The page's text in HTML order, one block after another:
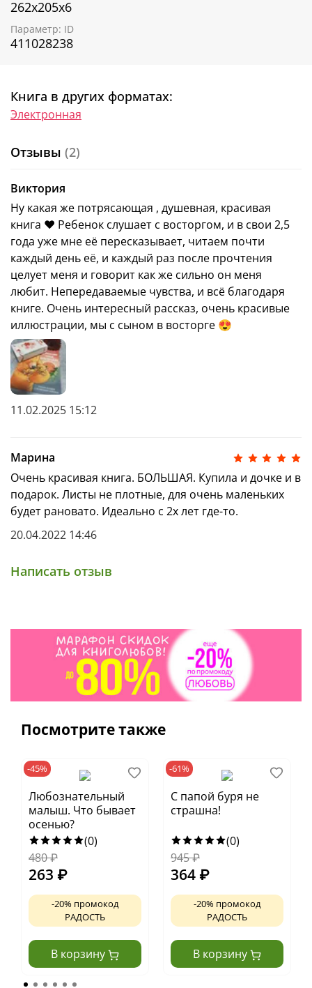
Подарите ребенку книгу, полную маминой любви!
Книга Джиллиан Харкер
Терапевтическая сказкапоможет в
детей
, расскажет о
безусловной маминой и
родительской любви
некоторыми
лучшие приключения, добрая сказка для мальчиков
и девочек. Книжку-картинку оценят родители,
которые выбирают для своихдетей популярную
художественную литературу и сказочную детскую
прозу, волшебные приключения и истории для
первого чтения.
Подарите сказку«Я люблю тебя, мамочка!»
и дочке на любой праздник, сделайтедополнением
к подарочному набору или праздничному
комплекту лучших детских книг.
Другие книги серии:
«Я люблю тебя, папа!»
«Я люблю тебя, дедушка!»
«Я люблю тебя, бабушка!»
262х205х6
Параметр: ID
411028238
Книга в других форматах:
Электронная
Отзывы (2)
Виктория
Ну какая же потрясающая , душевная, красивая
книга ❤️ Ребенок слушает с восторгом, и в свои 2,5
года уже мне её пересказывает, читаем почти
каждый день её, и каждый раз после прочтения
целует меня и говорит как же сильно он меня
любит. Непередаваемые чувства, и всё благодаря
книге. Очень интересный рассказ, очень красивые
иллюстрации, мы с сыном в восторге 😍
11.02.2025 15:12
Марина
Очень красивая книга. БОЛЬШАЯ. Купила и дочке и в
подарок. Листы не плотные, для очень маленьких
будет рановато. Идеально с 2х лет где-то.
20.04.2022 14:46
Написать отзыв
Посмотрите также
-45%
Любознательный
малыш. Что бывает
осенью?
(0)
480₽
263 ₽
-20% промокод
РАДОСТЬ
В корзину
-61%
С папой буря не
страшна!
(0)
945₽
364 ₽
-20% промокод
РАДОСТЬ
В корзину